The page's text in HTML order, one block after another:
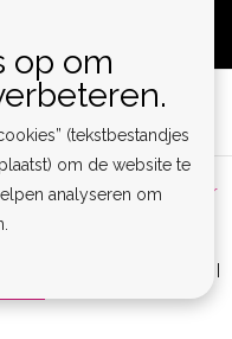
| Sitemap |
Disclaimer
& Kinky Fashion XS-6XL |
op om
(tekstbestandjes
om de website te
analyseren om